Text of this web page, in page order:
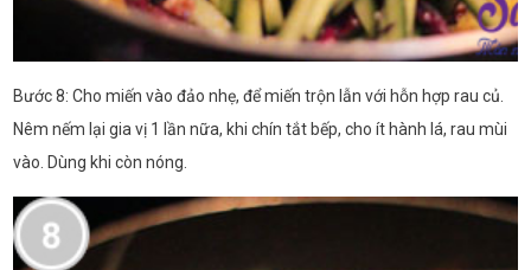
Bước 8: Cho miến vào đảo nhẹ, để miến trộn lẫn với hỗn hợp rau củ.
Nêm nếm lại gia vị 1 lần nữa, khi chín tắt bếp, cho ít hành lá, rau mùi
vào. Dùng khi còn nóng.